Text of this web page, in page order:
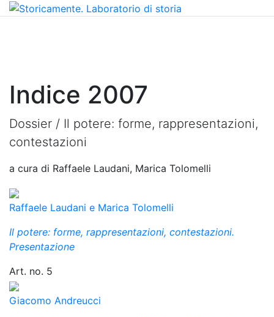
Indice 2007
Dossier / Il potere: forme, rappresentazioni,
contestazioni
a cura di Raffaele Laudani, Marica Tolomelli
Raffaele Laudani e Marica Tolomelli
Il potere: forme, rappresentazioni, contestazioni.
Presentazione
Art. no. 5
Giacomo Andreucci